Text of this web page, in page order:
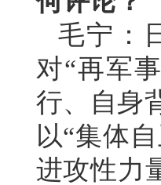
毛宁：
对“再军
行、自身
以“集体
进攻性力